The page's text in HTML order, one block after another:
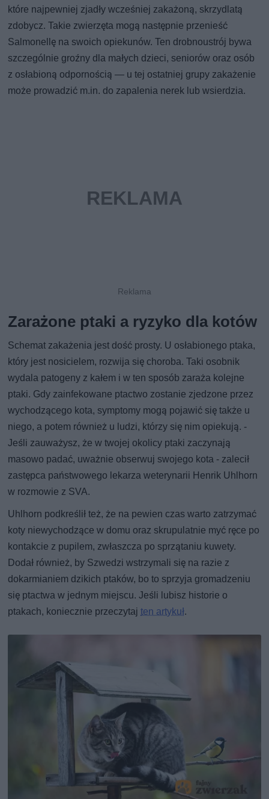
które najpewniej zjadły wcześniej zakażoną, skrzydlatą
zdobycz. Takie zwierzęta mogą następnie przenieść
Salmonellę na swoich opiekunów. Ten drobnoustrój bywa
szczególnie groźny dla małych dzieci, seniorów oraz osób
z osłabioną odpornością — u tej ostatniej grupy zakażenie
może prowadzić m.in. do zapalenia nerek lub wsierdzia.
Zarażone ptaki a ryzyko dla kotów
Schemat zakażenia jest dość prosty. U osłabionego ptaka,
który jest nosicielem, rozwija się choroba. Taki osobnik
wydala patogeny z kałem i w ten sposób zaraża kolejne
ptaki. Gdy zainfekowane ptactwo zostanie zjedzone przez
wychodzącego kota, symptomy mogą pojawić się także u
niego, a potem również u ludzi, którzy się nim opiekują. -
Jeśli zauważysz, że w twojej okolicy ptaki zaczynają
masowo padać, uważnie obserwuj swojego kota - zalecił
zastępca państwowego lekarza weterynarii Henrik Uhlhorn
w rozmowie z SVA.
Uhlhorn podkreślił też, że na pewien czas warto zatrzymać
koty niewychodzące w domu oraz skrupulatnie myć ręce po
kontakcie z pupilem, zwłaszcza po sprzątaniu kuwety.
Dodał również, by Szwedzi wstrzymali się na razie z
dokarmianiem dzikich ptaków, bo to sprzyja gromadzeniu
się ptactwa w jednym miejscu. Jeśli lubisz historie o
ptakach, koniecznie przeczytajten artykuł.